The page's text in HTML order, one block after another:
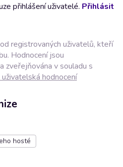
přihlášení uživatelé. Přihlásit
registrovaných uživatelů, kteří
Hodnocení jsou
zveřejňována v souladu s
hodnocení
hosté